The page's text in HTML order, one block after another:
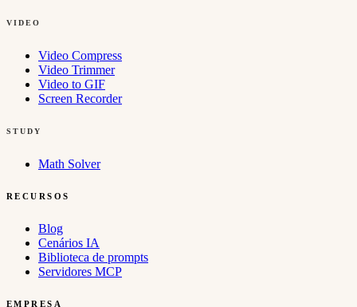
VIDEO
Video Compress
Video Trimmer
Video to GIF
Screen Recorder
STUDY
Math Solver
RECURSOS
Blog
Cenários IA
Biblioteca de prompts
Servidores MCP
EMPRESA